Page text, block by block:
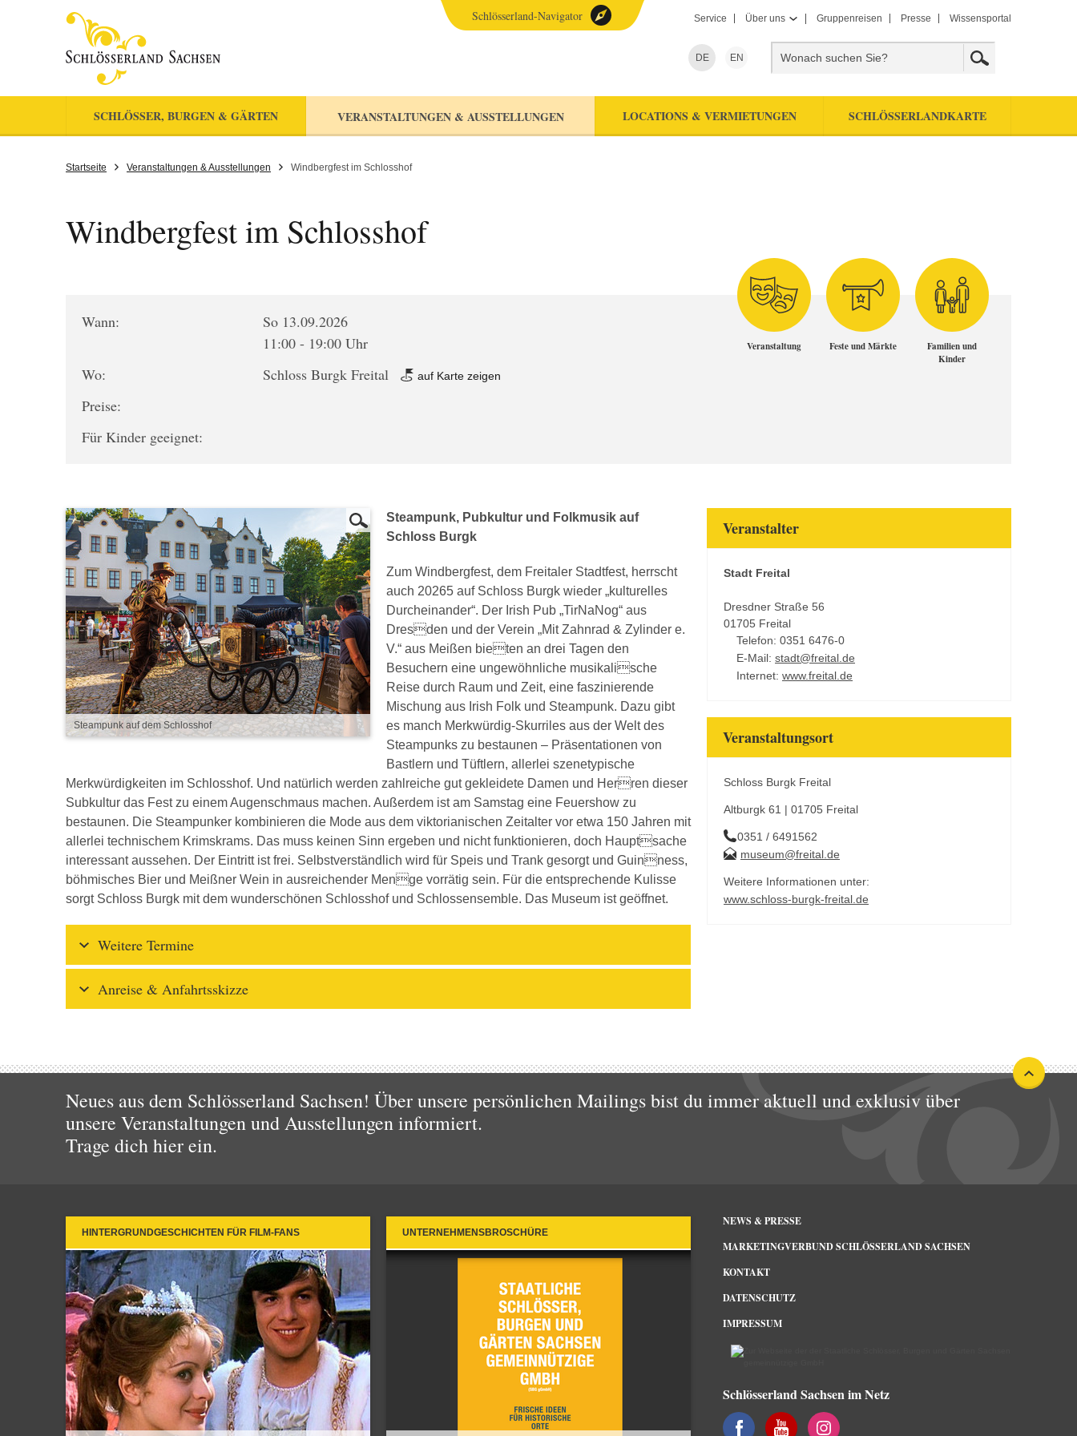
Service Über uns Gruppenreisen Presse Wissensportal
DE EN
SCHLÖSSER, BURGEN & GÄRTEN VERANSTALTUNGEN & AUSSTELLUNGEN LOCATIONS & VERMIETUNGEN SCHLÖSSERLANDKARTE
Schlösserland-Navigator
Startseite Veranstaltungen & Ausstellungen Windbergfest im Schlosshof
Windbergfest im Schlosshof
Wann:
So 13.09.2026
11:00 - 19:00 Uhr
Wo:
Schloss Burgk Freital auf Karte zeigen
Preise:
Für Kinder geeignet:
Veranstaltung Feste und Märkte
Familien und
Kinder
Steampunk auf dem Schlosshof
Steampunk, Pubkultur und Folkmusik auf
Schloss Burgk
Zum Windbergfest, dem Freitaler Stadtfest, herrscht
auch 20265 auf Schloss Burgk wieder „kulturelles
Durcheinander“. Der Irish Pub „TirNaNog“ aus
Dresden und der Verein „Mit Zahnrad & Zylinder e.
V.“ aus Meißen bieten an drei Tagen den
Besuchern eine ungewöhnliche musikalische
Reise durch Raum und Zeit, eine faszinierende
Mischung aus Irish Folk und Steampunk. Dazu gibt
es manch Merkwürdig-Skurriles aus der Welt des
Steampunks zu bestaunen – Präsentationen von
Bastlern und Tüftlern, allerlei szenetypische
Merkwürdigkeiten im Schlosshof. Und natürlich werden zahlreiche gut gekleidete Damen und Herren dieser
Subkultur das Fest zu einem Augenschmaus machen. Außerdem ist am Samstag eine Feuershow zu
bestaunen. Die Steampunker kombinieren die Mode aus dem viktorianischen Zeitalter vor etwa 150 Jahren mit
allerlei technischem Krimskrams. Das muss keinen Sinn ergeben und nicht funktionieren, doch Hauptsache
interessant aussehen. Der Eintritt ist frei. Selbstverständlich wird für Speis und Trank gesorgt und Guinness,
böhmisches Bier und Meißner Wein in ausreichender Menge vorrätig sein. Für die entsprechende Kulisse
sorgt Schloss Burgk mit dem wunderschönen Schlosshof und Schlossensemble. Das Museum ist geöffnet.
Weitere Termine
Anreise & Anfahrtsskizze
Veranstalter
Stadt Freital
Dresdner Straße 56
01705 Freital
Telefon: 0351 6476-0
E-Mail: stadt@freital.de
Internet: www.freital.de
Veranstaltungsort
Schloss Burgk Freital
Altburgk 61 | 01705 Freital
0351 / 6491562
museum@freital.de
Weitere Informationen unter:
www.schloss-burgk-freital.de
Neues aus dem Schlösserland Sachsen! Über unsere persönlichen Mailings bist du immer aktuell und exklusiv über
unsere Veranstaltungen und Ausstellungen informiert.
Trage dich hier ein.
HINTERGRUNDGESCHICHTEN FÜR FILM-FANS UNTERNEHMENSBROSCHÜRE
NEWS & PRESSE
MARKETINGVERBUND SCHLÖSSERLAND SACHSEN
KONTAKT
DATENSCHUTZ
IMPRESSUM
Schlösserland Sachsen im Netz